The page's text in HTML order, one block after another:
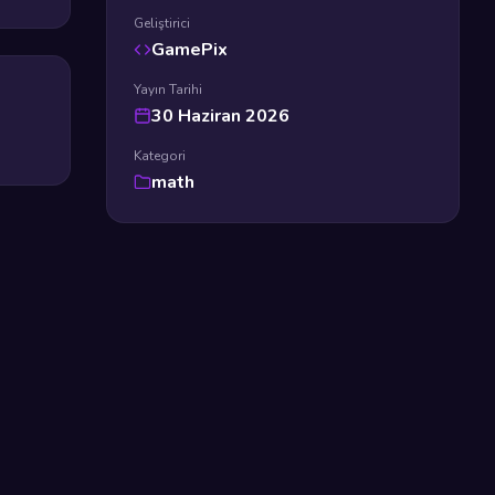
Geliştirici
GamePix
Yayın Tarihi
30 Haziran 2026
Kategori
math